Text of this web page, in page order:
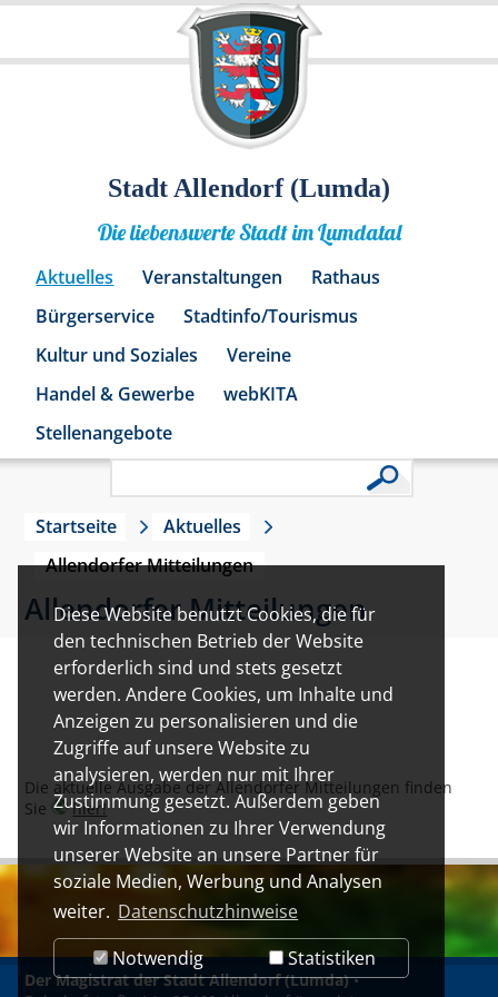
Diese Website benutzt Cookies, die für
den technischen Betrieb der Website
erforderlich sind und stets gesetzt
werden. Andere Cookies, um Inhalte und
Anzeigen zu personalisieren und die
Zugriffe auf unsere Website zu
analysieren, werden nur mit Ihrer
Zustimmung gesetzt. Außerdem geben
wir Informationen zu Ihrer Verwendung
unserer Website an unsere Partner für
soziale Medien, Werbung und Analysen
weiter. Datenschutzhinweise
Notwendig
Statistiken
Stadt Allendorf (Lumda)
Die liebenswerte Stadt im Lumdatal
Aktuelles Veranstaltungen
Rathaus
Bürgerservice
Stadtinfo/Tourismus
Kultur und Soziales
Vereine
Handel & Gewerbe
webKITA
Stellenangebote
Startseite
Aktuelles
Allendorfer Mitteilungen
Allendorfer Mitteilungen
Die aktuelle Ausgabe der Allendorfer Mitteilungen finden
Sie
hier!
Der Magistrat der Stadt Allendorf (Lumda)•